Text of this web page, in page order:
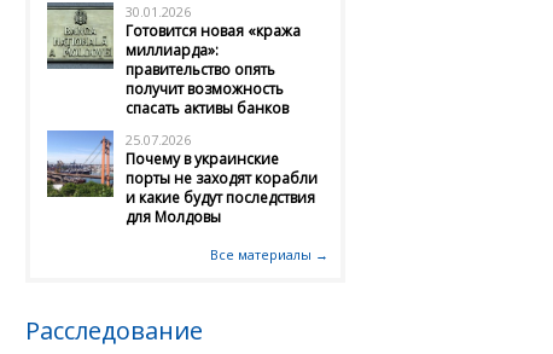
30.01.2026
Готовится новая «кража
миллиарда»:
правительство опять
получит возможность
спасать активы банков
25.07.2026
Почему в украинские
порты не заходят корабли
и какие будут последствия
для Молдовы
Все материалы →
Расследование